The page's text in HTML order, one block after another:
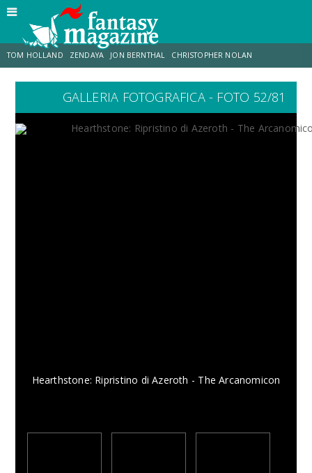
TOM HOLLAND ZENDAYA JON BERNTHAL CHRISTOPHER NOLAN
LUCCA COMICS & GAMES ODISSEA TRAMELL TILLMAN
GALLERIA FOTOGRAFICA - FOTO 52/81
Hearthstone: Ripristino di Azeroth - The Arcanomicon